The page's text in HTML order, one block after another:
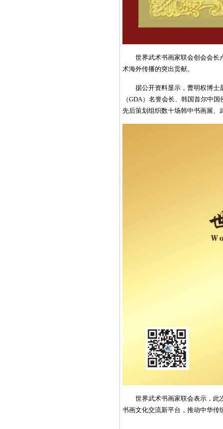
世界武术书画家联会创会会长
术海外传播的突出贡献。
据公开资料显示，曹明权博士
（GDA）名誉会长、韩国首尔中
先后策划组织数十场韩中书画展、
世界武术书画家联会表示，此
书画文化交流新平台，推动中华传